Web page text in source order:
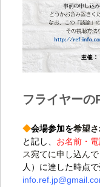
フライヤー
◆会場参加を希望
と記し、 お名前・
ス宛てに申し込んで
人）に達した時点